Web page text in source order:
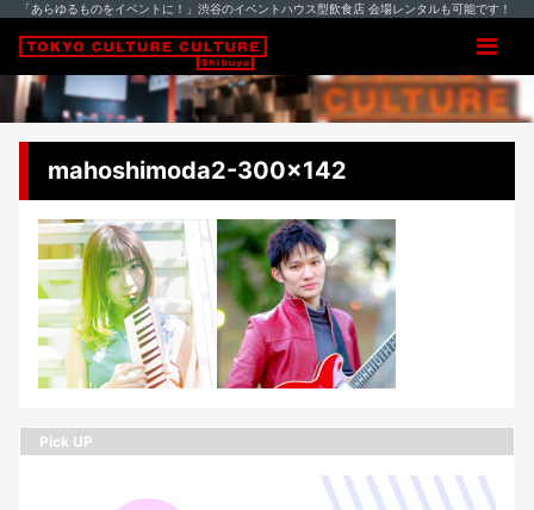
「あらゆるものをイベントに！」渋谷のイベントハウス型飲食店 会場レンタルも可能です！
mahoshimoda2-300×142
Pick UP